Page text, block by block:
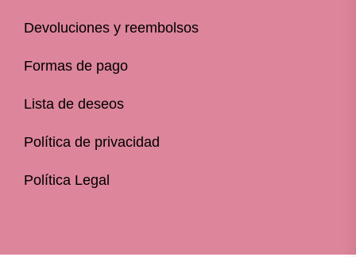
Devoluciones y reembolsos
Formas de pago
Lista de deseos
Política de privacidad
Política Legal